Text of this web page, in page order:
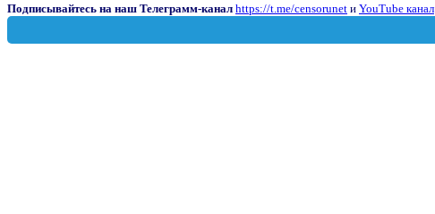
Подписывайтесь на наш Телеграмм-канал https://t.me/censorunet и YouTube канал